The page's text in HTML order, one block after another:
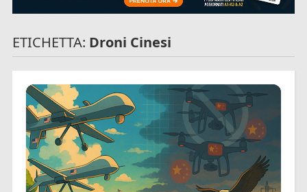
ETICHETTA: Droni Cinesi